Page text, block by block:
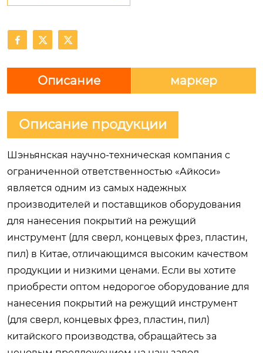
  
Описание маркер
Описание продукции
Шэньянская научно-техническая компания с
ограниченной ответственностью «Айкоси»
является одним из самых надежных
производителей и поставщиков оборудования
для нанесения покрытий на режущий
инструмент (для сверл, концевых фрез, пластин,
пил) в Китае, отличающимся высоким качеством
продукции и низкими ценами. Если вы хотите
приобрести оптом недорогое оборудование для
нанесения покрытий на режущий инструмент
(для сверл, концевых фрез, пластин, пил)
китайского производства, обращайтесь за